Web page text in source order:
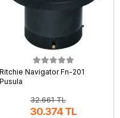
Ritchie Navigator Fn-201
Pusula
32.661 TL
30.374 TL